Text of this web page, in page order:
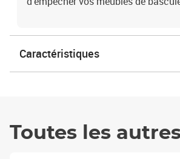
Caractéristiques
Toutes les